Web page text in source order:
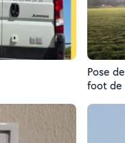
Pose
foot de